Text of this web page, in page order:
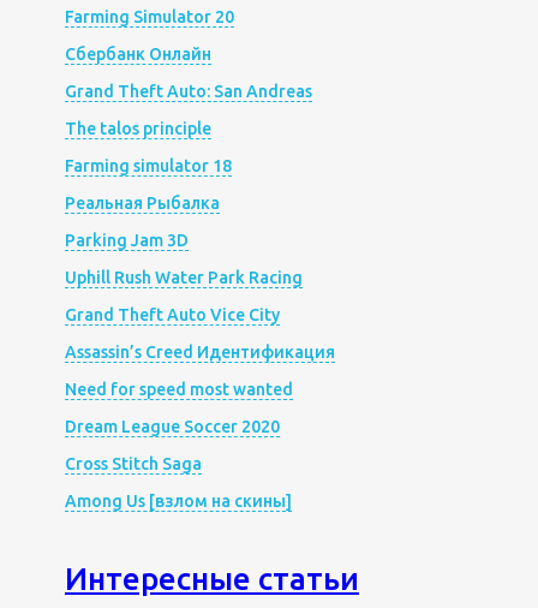
Farming Simulator 20
Сбербанк Онлайн
Grand Theft Auto: San Andreas
The talos principle
Farming simulator 18
Реальная Рыбалка
Parking Jam 3D
Uphill Rush Water Park Racing
Grand Theft Auto Vice City
Assassin’s Creed Идентификация
Need for speed most wanted
Dream League Soccer 2020
Cross Stitch Saga
Among Us [взлом на скины]
Интересные статьи